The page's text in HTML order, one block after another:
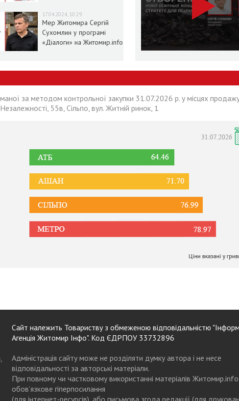
17.04.2024, 10:29
Мер Житомира Сергій
Сухомлин у програмі
«Діалоги» на Житомир.info
за методом контрольної закупки 31.07.2026 р. у місцях
55в, Сільпо, вул. Житній ринок, 1
Сайт належить Товариству з обмеженою відповідальністю
Агенція Житомир Інфо". Код ЄДРПОУ 33732896
Адміністрація сайту може не розділяти думку автора і не несе
відповідальності за авторські матеріали.
При повному чи частковому використанні матеріалів Житомир.info
обов’язкове гіперпосилання
(для інтернет-ресурсів), або письмова згода редакції (для